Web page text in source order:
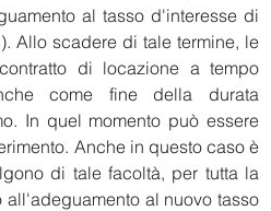
al tasso d'interesse di
Allo scadere di tale termine, le
di locazione a tempo
come fine della durata
In quel momento può essere
Anche in questo caso è
di tale facoltà, per tutta la
al nuovo tasso